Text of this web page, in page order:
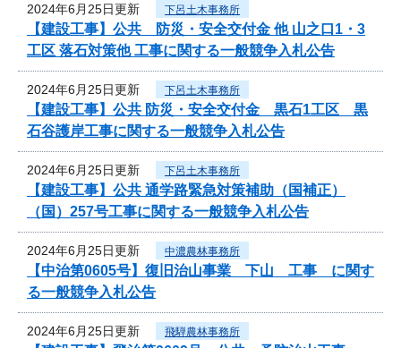
2024年6月25日更新 下呂土木事務所
【建設工事】公共 防災・安全交付金 他 山之口1・3
工区 落石対策他 工事に関する一般競争入札公告
2024年6月25日更新 下呂土木事務所
【建設工事】公共 防災・安全交付金 黒石1工区 黒
石谷護岸工事に関する一般競争入札公告
2024年6月25日更新 下呂土木事務所
【建設工事】公共 通学路緊急対策補助（国補正）
（国）257号工事に関する一般競争入札公告
2024年6月25日更新 中濃農林事務所
【中治第0605号】復旧治山事業 下山 工事 に関す
る一般競争入札公告
2024年6月25日更新 飛騨農林事務所